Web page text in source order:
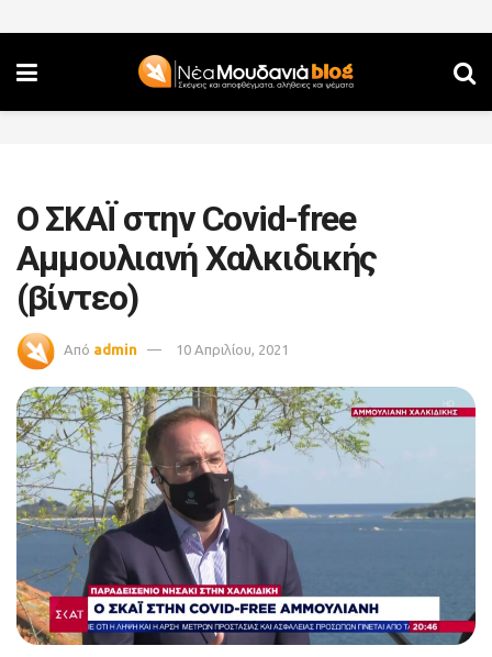
Ο ΣΚΑΪ στην Covid-free
Αμμουλιανή Χαλκιδικής
(βίντεο)
Από admin 10 Απριλίου, 2021